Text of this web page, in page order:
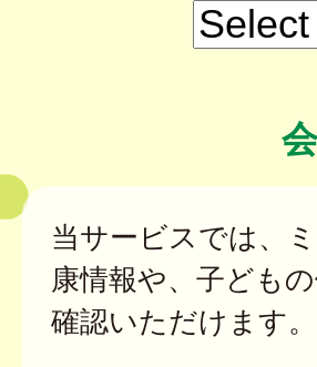
当サービスでは、
康情報や、子ども
確認いただけます。